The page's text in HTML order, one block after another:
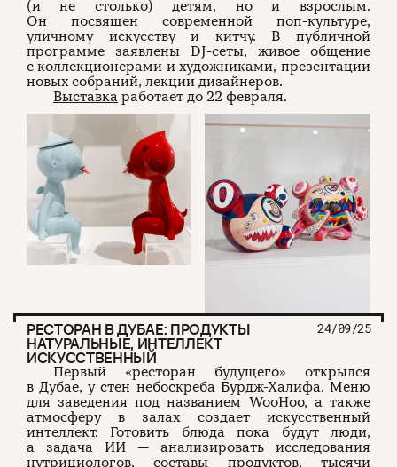
(и не столько) детям, но и взрослым.
Он посвящен современной поп-культуре,
уличному искусству и китчу. В публичной
программе заявлены DJ-сеты, живое общение
с коллекционерами и художниками, презентации
новых собраний, лекции дизайнеров.
Выставка работает до 22 февраля.
РЕСТОРАН В ДУБАЕ: ПРОДУКТЫ
НАТУРАЛЬНЫЕ, ИНТЕЛЛЕКТ
ИСКУССТВЕННЫЙ
24/09/25
Первый «ресторан будущего» открылся
в Дубае, у стен небоскреба Бурдж-Халифа. Меню
для заведения под названием WooHoo, а также
атмосферу в залах создает искусственный
интеллект. Готовить блюда пока будут люди,
а задача ИИ — анализировать исследования
нутрициологов, составы продуктов, тысячи